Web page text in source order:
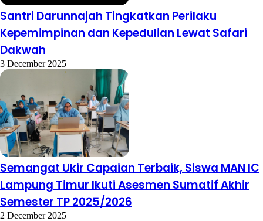
Santri Darunnajah Tingkatkan Perilaku
Kepemimpinan dan Kepedulian Lewat Safari
Dakwah
3 December 2025
Semangat Ukir Capaian Terbaik, Siswa MAN IC
Lampung Timur Ikuti Asesmen Sumatif Akhir
Semester TP 2025/2026
2 December 2025